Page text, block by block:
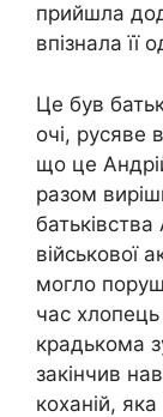
прийшла
впізнала її
Це був
очі, русяве
що це
разом
військової
могло
час хлопець
крадькома
закінчив
коханій,